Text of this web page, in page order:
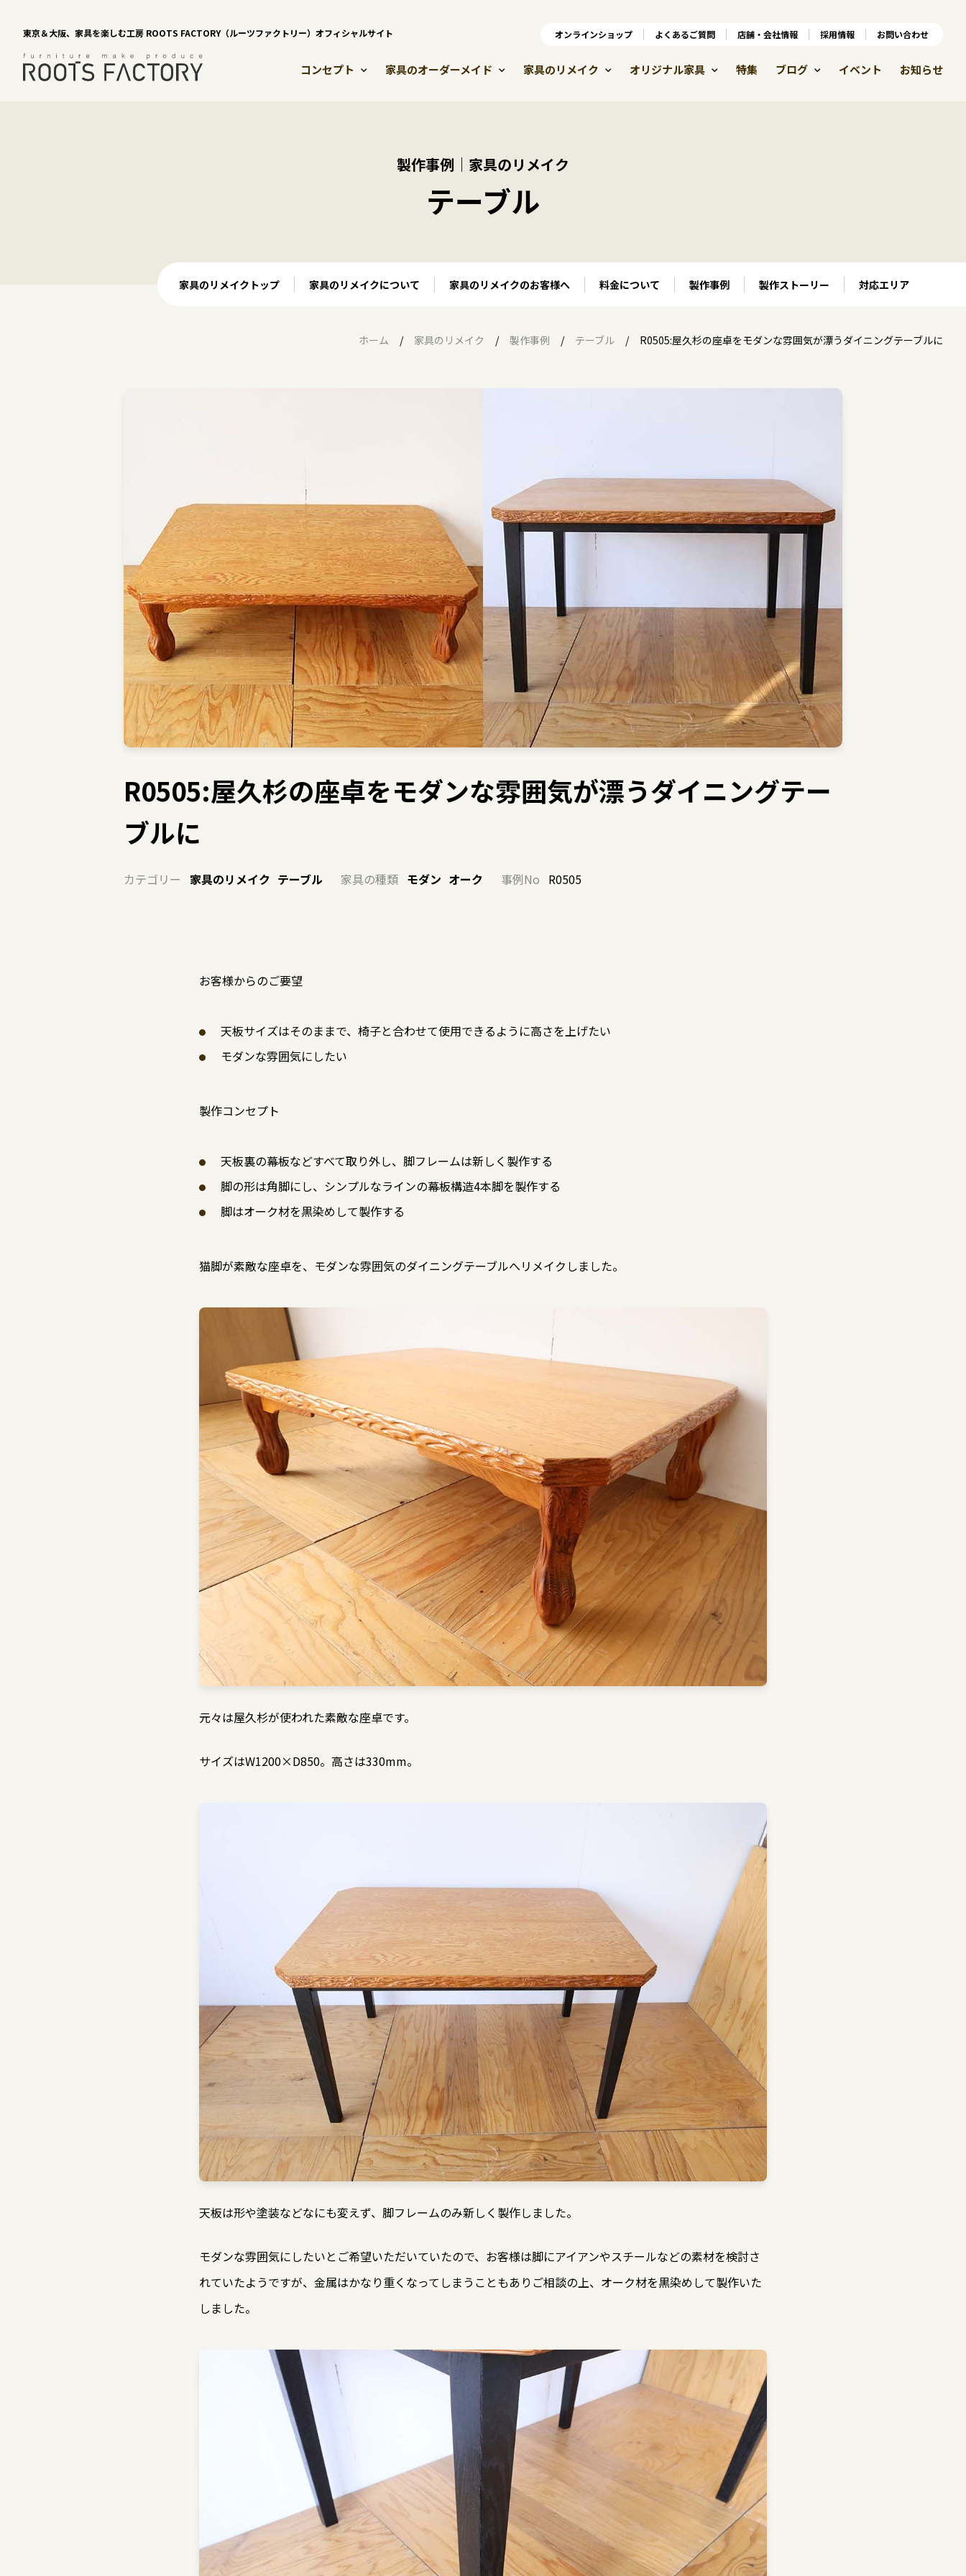
東京＆大阪、家具を楽しむ工房 ROOTS FACTORY（ルーツファクトリー）オフィシャルサイト オンラインショップ よくあるご質問 店舗・会社情報 採用情報
コンセプト 家具のオーダーメイド 家具のリメイク オリジナル家具 特集 ブログ イベント お知らせ
オンラインショップ よくあるご質問 店舗・会社情報 採用情報 お問い合わせ
製作事例｜家具のリメイク
テーブル
家具のリメイクトップ 家具のリメイクについて 家具のリメイクのお客様へ 料金について 製作事例 製作ストーリー 対応エリア
ホーム 家具のリメイク 製作事例 テーブル R0505:屋久杉の座卓をモダンな雰囲気が漂うダイニングテーブルに
R0505:屋久杉の座卓をモダンな雰囲気が漂うダイニングテー
ブルに
カテゴリー 家具のリメイク テーブル 家具の種類 モダン オーク 事例No R0505
お客様からのご要望
天板サイズはそのままで、椅子と合わせて使用できるように高さを上げたい
モダンな雰囲気にしたい
製作コンセプト
天板裏の幕板などすべて取り外し、脚フレームは新しく製作する
脚の形は角脚にし、シンプルなラインの幕板構造4本脚を製作する
脚はオーク材を黒染めして製作する
猫脚が素敵な座卓を、モダンな雰囲気のダイニングテーブルへリメイクしました。
元々は屋久杉が使われた素敵な座卓です。
サイズはW1200×D850。高さは330mm。
天板は形や塗装などなにも変えず、脚フレームのみ新しく製作しました。
モダンな雰囲気にしたいとご希望いただいていたので、お客様は脚にアイアンやスチールなどの素材を検討さ
れていたようですが、金属はかなり重くなってしまうこともありご相談の上、オーク材を黒染めして製作いた
しました。